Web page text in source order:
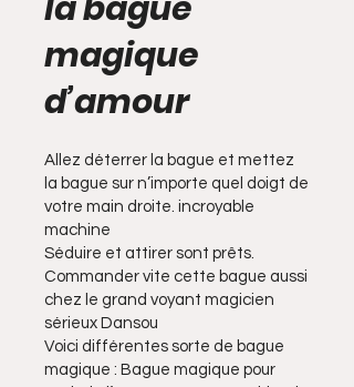
magique
d’amour
Allez déterrer la bague et mettez
la bague sur n’importe quel doigt de
votre main droite. incroyable
machine
Séduire et attirer sont prêts.
Commander vite cette bague aussi
chez le grand voyant magicien
sérieux Dansou
Voici différentes sorte de bague
magique : Bague magique pour